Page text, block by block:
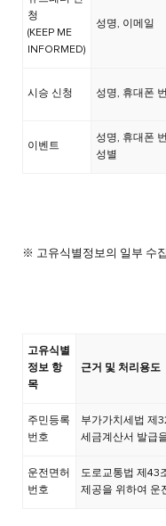
청
(KEEP ME
INFORMED)
성명, 이메일
시승 신청 성명, 휴대폰
이벤트
성명, 휴대폰
성별
※ 고유식별정보의 일부 수
고유식별
정보 항
목
근거 및 처리용도
주민등록
번호
부가가치세법 제
세금계산서 발급
운전면허
번호
도로교통법 제43
제공을 위하여 운